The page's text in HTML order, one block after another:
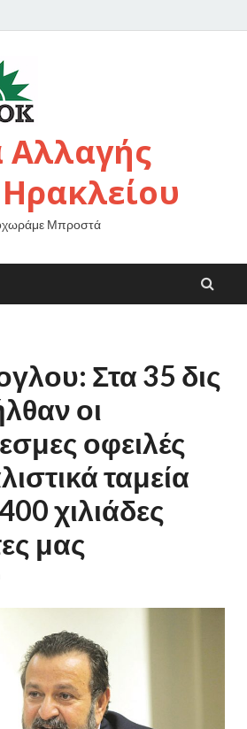
Αλλαγής
Μπροστά
Στα 35 δις
οι
οφειλές
ταμεία
χιλιάδες
μας